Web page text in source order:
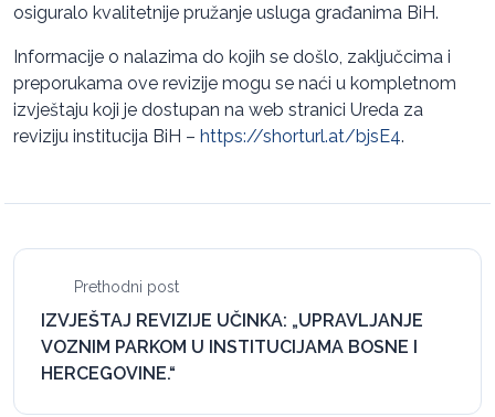
osiguralo kvalitetnije pružanje usluga građanima BiH.
Informacije o nalazima do kojih se došlo, zaključcima i
preporukama ove revizije mogu se naći u kompletnom
izvještaju koji je dostupan na web stranici Ureda za
reviziju institucija BiH – https://shorturl.at/bjsE4.
Prethodni post
IZVJEŠTAJ REVIZIJE UČINKA: „UPRAVLJANJE
VOZNIM PARKOM U INSTITUCIJAMA BOSNE I
HERCEGOVINE.“